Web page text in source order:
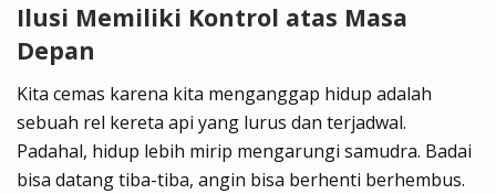
Ilusi Memiliki Kontrol atas Masa
Depan
Kita cemas karena kita menganggap hidup adalah
sebuah rel kereta api yang lurus dan terjadwal.
Padahal, hidup lebih mirip mengarungi samudra. Badai
bisa datang tiba-tiba, angin bisa berhenti berhembus.